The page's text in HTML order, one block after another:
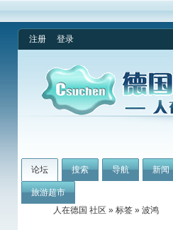
注册 登录
论坛 搜索 导航 新闻
旅游超市
人在德国 社区 » 标签 » 波鸿